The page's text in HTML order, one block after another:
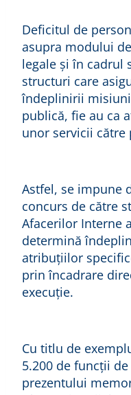
Deficitul de
asupra modului
legale și în cadrul
structuri care
îndeplinirii
publică, fie au ca
unor servicii către
Astfel, se impune
concurs de către
Afacerilor Interne
determină
atribuţiilor
prin încadrare
execuție.
Cu titlu de
5.200 de funcții
prezentului